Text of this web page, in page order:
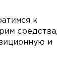
к
средства,
и